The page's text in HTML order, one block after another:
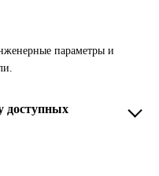
параметры и
доступных